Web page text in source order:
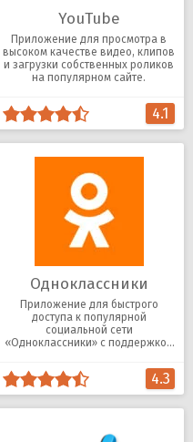
YouTube
Приложение для просмотра в
высоком качестве видео, клипов
и загрузки собственных роликов
на популярном сайте.
4.1
Одноклассники
Приложение для быстрого
доступа к популярной
социальной сети
«Одноклассники» с поддержкой
4.3